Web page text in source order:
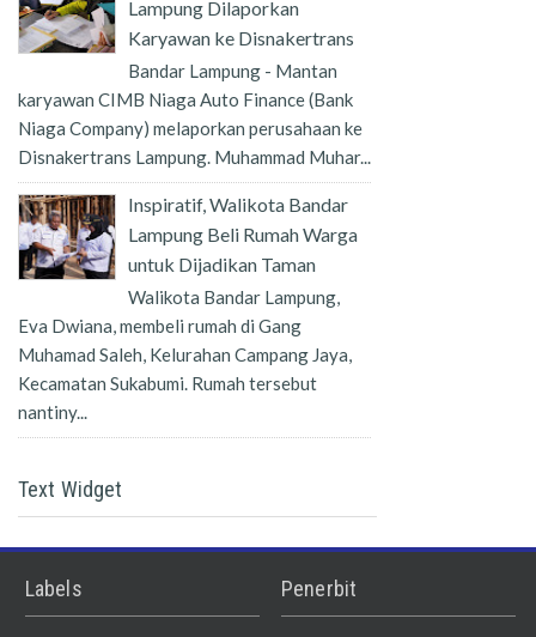
Lampung Dilaporkan
Karyawan ke Disnakertrans
Bandar Lampung - Mantan
karyawan CIMB Niaga Auto Finance (Bank
Niaga Company) melaporkan perusahaan ke
Disnakertrans Lampung. Muhammad Muhar...
Inspiratif, Walikota Bandar
Lampung Beli Rumah Warga
untuk Dijadikan Taman
Walikota Bandar Lampung,
Eva Dwiana, membeli rumah di Gang
Muhamad Saleh, Kelurahan Campang Jaya,
Kecamatan Sukabumi. Rumah tersebut
nantiny...
Text Widget
Labels Penerbit